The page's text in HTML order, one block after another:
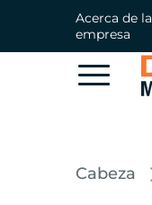
Acerca de la
empresa
Cabeza